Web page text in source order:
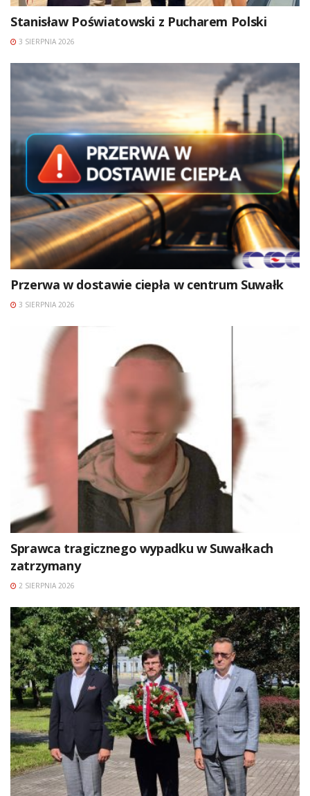
Stanisław Poświatowski z Pucharem Polski
3 SIERPNIA 2026
Przerwa w dostawie ciepła w centrum Suwałk
3 SIERPNIA 2026
Sprawca tragicznego wypadku w Suwałkach
zatrzymany
2 SIERPNIA 2026